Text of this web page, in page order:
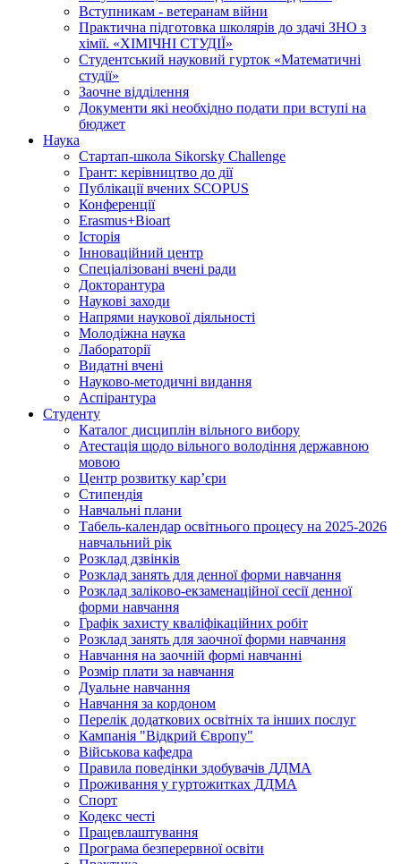
Вступникам - ветеранам війни
Практична підготовка школярів до здачі ЗНО з
хімії. «ХІМІЧНІ СТУДІЇ»
Студентський науковий гурток «Математичні
студії»
Заочне відділення
Документи які необхідно подати при вступі на
бюджет
Наука
Стартап-школа Sikorsky Challenge
Грант: керівництво до дії
Публікації вчених SCOPUS
Конференції
Erasmus+Bioart
Історія
Інноваційний центр
Спеціалізовані вчені ради
Докторантура
Наукові заходи
Напрями наукової діяльності
Молодіжна наука
Лабораторії
Видатні вчені
Науково-методичні видання
Аспірантура
Студенту
Каталог дисциплін вільного вибору
Атестація щодо вільного володіння державною
мовою
Центр розвитку кар’єри
Стипендія
Навчальні плани
Табель-календар освітнього процесу на 2025-2026
навчальний рік
Розклад дзвінків
Розклад занять для денної форми навчання
Розклад заліково-екзаменаційної сесії денної
форми навчання
Графік захисту кваліфікаційних робіт
Розклад занять для заочної форми навчання
Навчання на заочній формі навчанні
Розмір плати за навчання
Дуальне навчання
Навчання за кордоном
Перелік додаткових освітніх та інших послуг
Кампанія "Відкрий Європу"
Військова кафедра
Правила поведінки здобувачів ДДМА
Проживання у гуртожитках ДДМА
Спорт
Кодекс честі
Працевлаштування
Програма безперервної освіти